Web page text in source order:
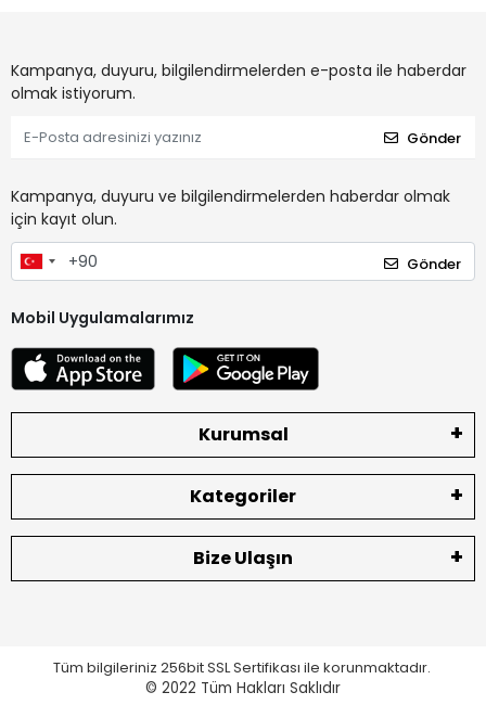
Kampanya, duyuru, bilgilendirmelerden e-posta ile haberdar
olmak istiyorum.
Gönder
Kampanya, duyuru ve bilgilendirmelerden haberdar olmak
için kayıt olun.
Gönder
Mobil Uygulamalarımız
Kurumsal
Kategoriler
Bize Ulaşın
Tüm bilgileriniz 256bit SSL Sertifikası ile korunmaktadır.
© 2022 Tüm Hakları Saklıdır